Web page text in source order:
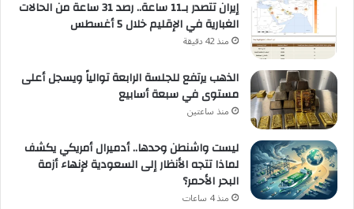
إيران تتصدر بـ11 ساعة.. رصد 31 ساعة من الحالات
الغبارية في الإقليم خلال 5 أغسطس
منذ 42 دقيقة
الذهب يرتفع للجلسة الرابعة توالياً ويسجل أعلى
مستوى في سبعة أسابيع
منذ ساعتين
ليست واشنطن وحدها.. أدميرال أمريكي يكشف
لماذا تتجه الأنظار إلى السعودية لإنهاء أزمة
البحر الأحمر؟
منذ 4 ساعات